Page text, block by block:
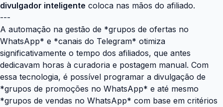
divulgador inteligente coloca nas mãos do afiliado.
---
A automação na gestão de *grupos de ofertas no
WhatsApp* e *canais do Telegram* otimiza
significativamente o tempo dos afiliados, que antes
dedicavam horas à curadoria e postagem manual. Com
essa tecnologia, é possível programar a divulgação de
*grupos de promoções no WhatsApp* e até mesmo
*grupos de vendas no WhatsApp* com base em critérios